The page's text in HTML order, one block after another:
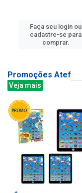
Faça seu login ou
cadastre-se para
comprar.
Promoções Atef
Veja mais